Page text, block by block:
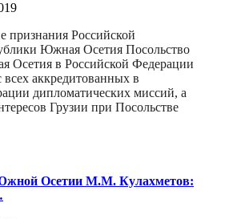
признания Российской
Южная Осетия Посольство
Осетия в Российской Федерации
всех аккредитованных в
дипломатических миссий, а
Грузии при Посольстве
Осетии М.М. Кулахметов: